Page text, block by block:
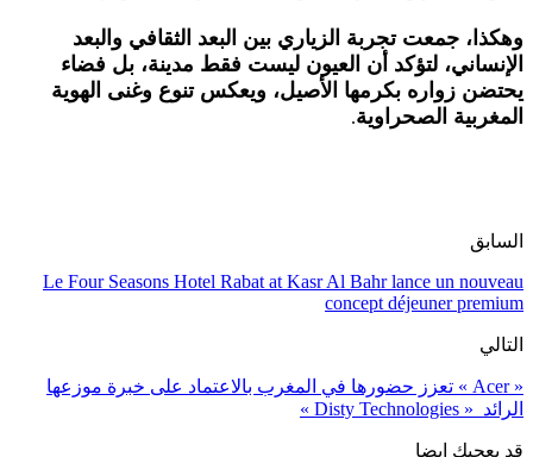
وهكذا، جمعت تجربة الزياري بين البعد الثقافي والبعد
الإنساني، لتؤكد أن العيون ليست فقط مدينة، بل فضاء
يحتضن زواره بكرمها الأصيل، ويعكس تنوع وغنى الهوية
المغربية الصحراوية.
السابق
Le Four Seasons Hotel Rabat at Kasr Al Bahr lance un nouveau
concept déjeuner premium
التالي
« Acer » تعزز حضورها في المغرب بالاعتماد على خبرة موزعها
الرائد « Disty Technologies »
قد يعجبك ايضا